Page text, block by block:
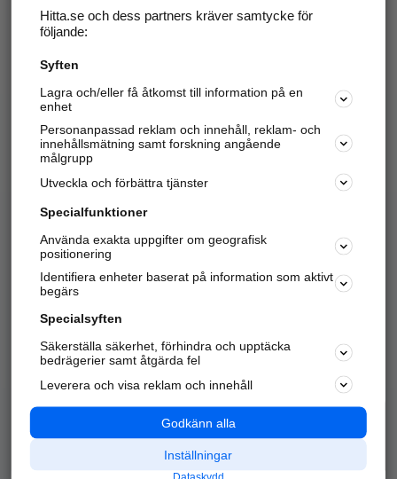
Hitta.se - Gratis nummerupplysning.
Sök företag, personer och platser.
Hitta telefonnummer, adresser, företagsinfo mm.
Marknadsför företaget
Kom igång och annonsera mot
samarbetspartners nära dig.
Alla kategorier
Populära sökningar
API & Kartor
Annonsera
Integritet
Nödnummer
Hitta.se och dess partners kräver samtycke för
följande:
Syften
Lagra och/eller få åtkomst till information på en
enhet
Personanpassad reklam och innehåll, reklam- och
innehållsmätning samt forskning angående
målgrupp
Utveckla och förbättra tjänster
Specialfunktioner
Använda exakta uppgifter om geografisk
positionering
Identifiera enheter baserat på information som aktivt
begärs
Specialsyften
Säkerställa säkerhet, förhindra och upptäcka
bedrägerier samt åtgärda fel
Leverera och visa reklam och innehåll
Godkänn alla
Inställningar
Dataskydd